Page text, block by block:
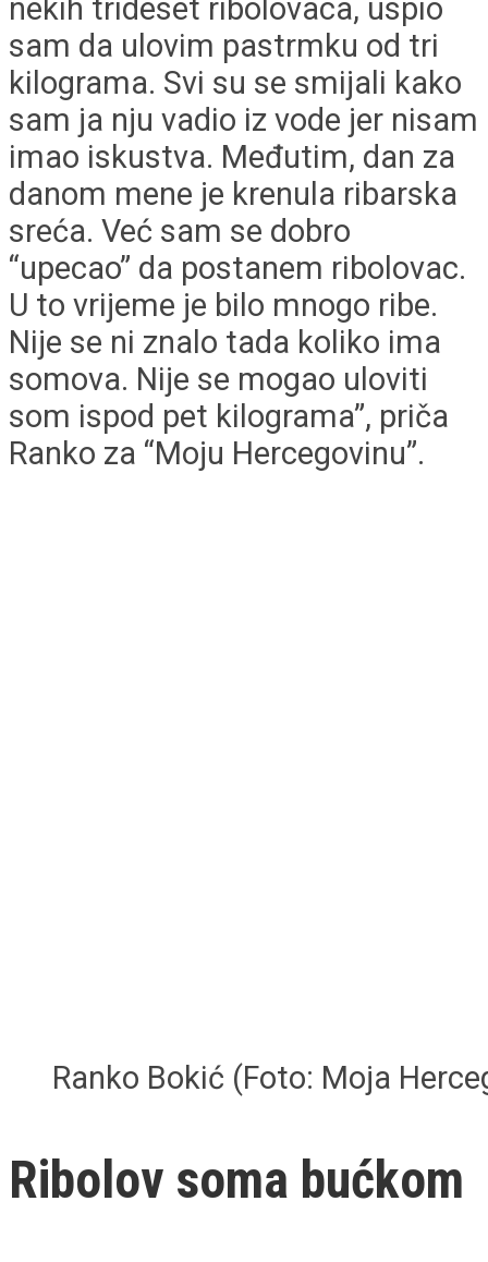
nekih trideset ribolovaca, uspio
sam da ulovim pastrmku od tri
kilograma. Svi su se smijali kako
sam ja nju vadio iz vode jer nisam
imao iskustva. Međutim, dan za
danom mene je krenula ribarska
sreća. Već sam se dobro
“upecao” da postanem ribolovac.
U to vrijeme je bilo mnogo ribe.
Nije se ni znalo tada koliko ima
somova. Nije se mogao uloviti
som ispod pet kilograma”, priča
Ranko za “Moju Hercegovinu”.
Ranko Bokić (Foto: Moja
Ribolov soma bućkom